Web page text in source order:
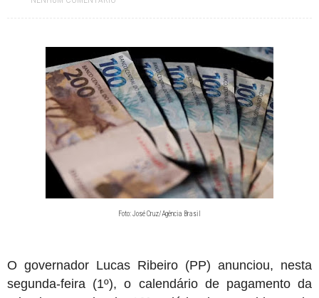
salários que passam de R$ 7 mil
oportunidades incluem Mãe d’Água, Conceição e Assunção
Jul 19, 2026
Prefeitura paraibana abre concurso com 45 vagas e salários que
chegam a R$ 6 mil
Jul 09, 2026
Pedra da Boca vira passarela para desfile de moda autoral na Paraíba
Jul 08, 2026
Reis e Rainhas do forró serão homenageados no São Pedro de Caiçara
Ago 10, 2026
Sine-PB oferece quase 300 vagas de emprego em 12 municípios a partir
desta segunda
Foto: José Cruz/Agência Brasil
O governador Lucas Ribeiro (PP) anunciou, nesta
segunda-feira (1º), o calendário de pagamento da